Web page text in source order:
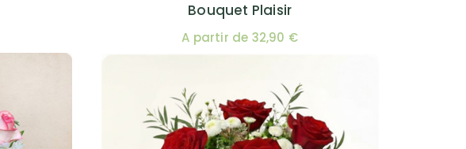
Bouquet Plaisir
A partir de 32,90 €